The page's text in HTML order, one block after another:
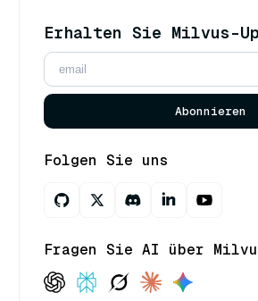
Erhalten Sie Milvus-
Abonnieren
Folgen Sie uns
Fragen Sie AI über